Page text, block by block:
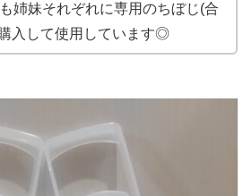
姉妹それぞれに専用のちぼじ(合
入して使用しています◎